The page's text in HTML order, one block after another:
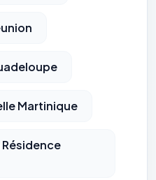
Martinique